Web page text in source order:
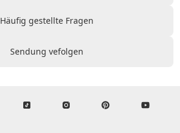
Häufig gestellte Fragen
Sendung vefolgen